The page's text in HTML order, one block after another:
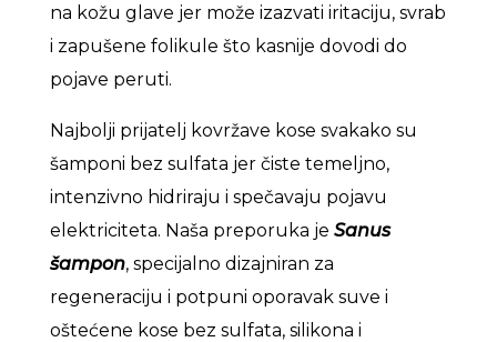
na kožu glave jer može izazvati iritaciju, svrab
i zapušene folikule što kasnije dovodi do
pojave peruti.
Najbolji prijatelj kovržave kose svakako su
šamponi bez sulfata jer čiste temeljno,
intenzivno hidriraju i spečavaju pojavu
elektriciteta. Naša preporuka je Sanus
šampon, specijalno dizajniran za
regeneraciju i potpuni oporavak suve i
oštećene kose bez sulfata, silikona i